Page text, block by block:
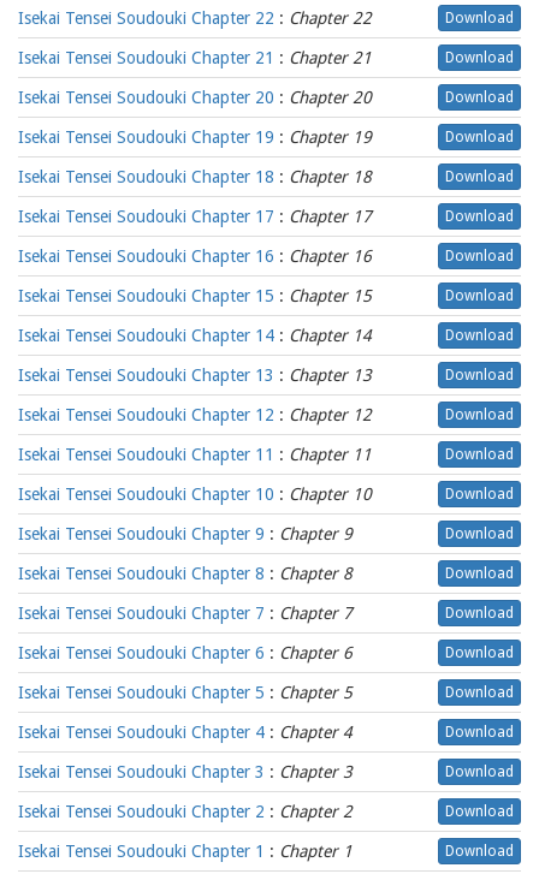
Isekai Tensei Soudouki Chapter 22 : Chapter 22 Download
Isekai Tensei Soudouki Chapter 21 : Chapter 21 Download
Isekai Tensei Soudouki Chapter 20 : Chapter 20 Download
Isekai Tensei Soudouki Chapter 19 : Chapter 19 Download
Isekai Tensei Soudouki Chapter 18 : Chapter 18 Download
Isekai Tensei Soudouki Chapter 17 : Chapter 17 Download
Isekai Tensei Soudouki Chapter 16 : Chapter 16 Download
Isekai Tensei Soudouki Chapter 15 : Chapter 15 Download
Isekai Tensei Soudouki Chapter 14 : Chapter 14 Download
Isekai Tensei Soudouki Chapter 13 : Chapter 13 Download
Isekai Tensei Soudouki Chapter 12 : Chapter 12 Download
Isekai Tensei Soudouki Chapter 11 : Chapter 11 Download
Isekai Tensei Soudouki Chapter 10 : Chapter 10 Download
Isekai Tensei Soudouki Chapter 9 : Chapter 9 Download
Isekai Tensei Soudouki Chapter 8 : Chapter 8 Download
Isekai Tensei Soudouki Chapter 7 : Chapter 7 Download
Isekai Tensei Soudouki Chapter 6 : Chapter 6 Download
Isekai Tensei Soudouki Chapter 5 : Chapter 5 Download
Isekai Tensei Soudouki Chapter 4 : Chapter 4 Download
Isekai Tensei Soudouki Chapter 3 : Chapter 3 Download
Isekai Tensei Soudouki Chapter 2 : Chapter 2 Download
Isekai Tensei Soudouki Chapter 1 : Chapter 1 Download